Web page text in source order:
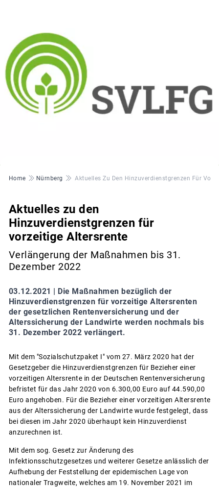
Pfadnavigation
Home Nürnberg Aktuelles Zu Den Hinzuverdienstgrenzen Für
Aktuelles zu den
Hinzuverdienstgrenzen für
vorzeitige Altersrente
Verlängerung der Maßnahmen bis 31.
Dezember 2022
03.12.2021 | Die Maßnahmen bezüglich der
Hinzuverdienstgrenzen für vorzeitige Altersrenten
der gesetzlichen Rentenversicherung und der
Alterssicherung der Landwirte werden nochmals bis
31. Dezember 2022 verlängert.
Mit dem "Sozialschutzpaket I" vom 27. März 2020 hat der
Gesetzgeber die Hinzuverdienstgrenzen für Bezieher einer
vorzeitigen Altersrente in der Deutschen Rentenversicherung
befristet für das Jahr 2020 von 6.300,00 Euro auf 44.590,00
Euro angehoben. Für die Bezieher einer vorzeitigen Altersrente
aus der Alterssicherung der Landwirte wurde festgelegt, dass
bei diesen im Jahr 2020 überhaupt kein Hinzuverdienst
anzurechnen ist.
Mit dem sog. Gesetz zur Änderung des
Infektionsschutzgesetzes und weiterer Gesetze anlässlich der
Aufhebung der Feststellung der epidemischen Lage von
nationaler Tragweite, welches am 19. November 2021 im